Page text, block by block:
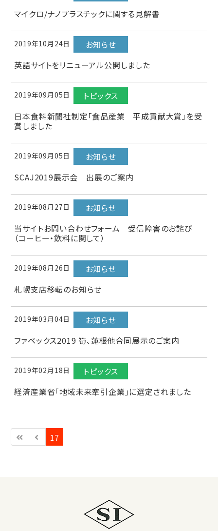
マイクロ/ナノプラスチックに関する見解書
2019年10月24日
お知らせ
英語サイトをリニューアル公開しました
2019年09月05日
トピックス
日本食料新聞社制定「食品産業 平成貢献大賞」を受
賞しました
2019年09月05日
お知らせ
SCAJ2019展示会 出展のご案内
2019年08月27日
お知らせ
当サイトお問い合わせフォーム 受信障害のお詫び
（コーヒー・飲料に関して）
2019年08月26日
お知らせ
札幌支店移転のお知らせ
2019年03月04日
お知らせ
ファベックス2019 筍、蓮根他合同展示のご案内
2019年02月18日
トピックス
経済産業省「地域未来牽引企業」に選定されました
17